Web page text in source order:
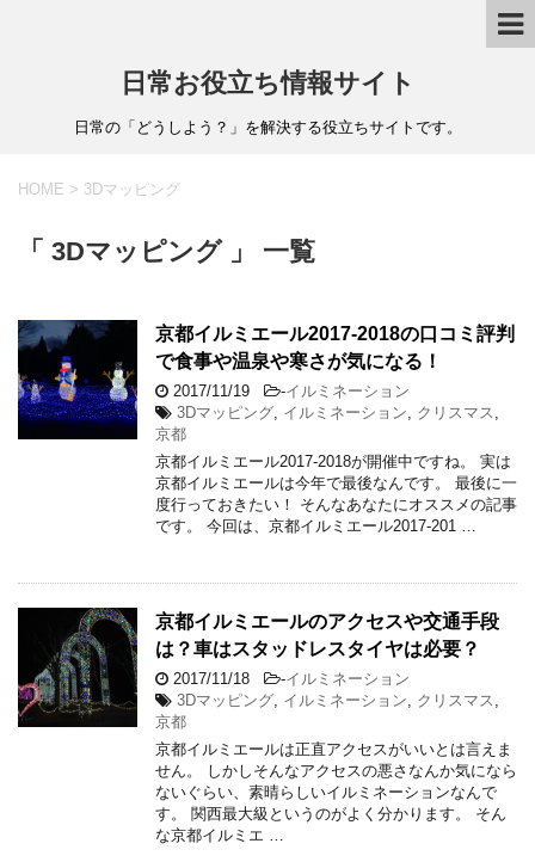
日常お役立ち情報サイト
日常の「どうしよう？」を解決する役立ちサイトです。
HOME > 3Dマッピング
「 3Dマッピング 」 一覧
京都イルミエール2017-2018の口コミ評判
で食事や温泉や寒さが気になる！
2017/11/19 -イルミネーション
3Dマッピング イルミネーション クリスマス
京都
京都イルミエール2017-2018が開催中ですね。 実は
京都イルミエールは今年で最後なんです。 最後に一
度行っておきたい！ そんなあなたにオススメの記事
です。 今回は、京都イルミエール2017-201 …
京都イルミエールのアクセスや交通手段
は？車はスタッドレスタイヤは必要？
2017/11/18 -イルミネーション
3Dマッピング イルミネーション クリスマス
京都
京都イルミエールは正直アクセスがいいとは言えま
せん。 しかしそんなアクセスの悪さなんか気になら
ないぐらい、素晴らしいイルミネーションなんで
す。 関西最大級というのがよく分かります。 そん
な京都イルミエ …